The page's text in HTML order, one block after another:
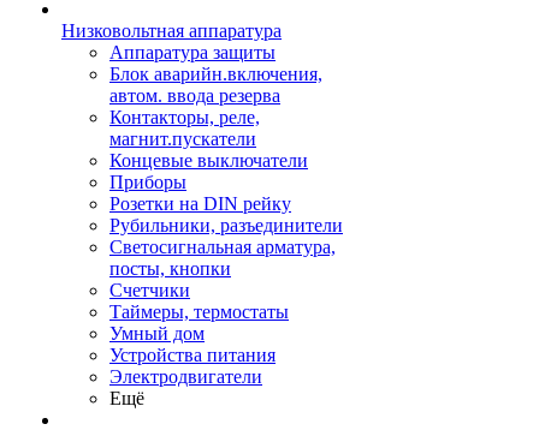
Низковольтная аппаратура
Аппаратура защиты
Блок аварийн.включения,
автом. ввода резерва
Контакторы, реле,
магнит.пускатели
Концевые выключатели
Приборы
Розетки на DIN рейку
Рубильники, разъединители
Светосигнальная арматура,
посты, кнопки
Счетчики
Таймеры, термостаты
Умный дом
Устройства питания
Электродвигатели
Ещё